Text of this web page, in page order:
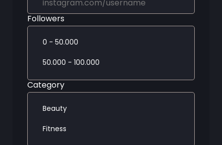
Followers
Category